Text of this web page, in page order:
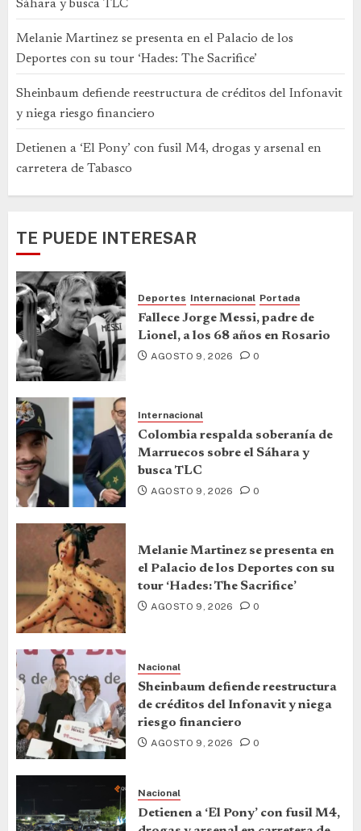
Sáhara y busca TLC
Melanie Martinez se presenta en el Palacio de los
Deportes con su tour ‘Hades: The Sacrifice’
Sheinbaum defiende reestructura de créditos del Infonavit
y niega riesgo financiero
Detienen a ‘El Pony’ con fusil M4, drogas y arsenal en
carretera de Tabasco
TE PUEDE INTERESAR
Deportes Internacional Portada
Fallece Jorge Messi, padre de
Lionel, a los 68 años en Rosario
AGOSTO 9, 2026 0
Internacional
Colombia respalda soberanía de
Marruecos sobre el Sáhara y
busca TLC
AGOSTO 9, 2026 0
Melanie Martinez se presenta en
el Palacio de los Deportes con su
tour ‘Hades: The Sacrifice’
AGOSTO 9, 2026 0
Nacional
Sheinbaum defiende reestructura
de créditos del Infonavit y niega
riesgo financiero
AGOSTO 9, 2026 0
Nacional
Detienen a ‘El Pony’ con fusil M4,